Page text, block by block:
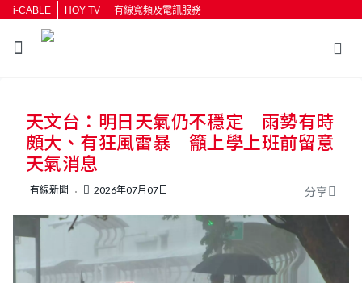
i-CABLE HOY TV 有線寬頻及電訊服務
按輸入鍵開始搜尋
天文台：明日天氣仍不穩定 雨勢有時
頗大、有狂風雷暴 籲上學上班前留意
天氣消息
有線新聞 2026年07月07日 分享